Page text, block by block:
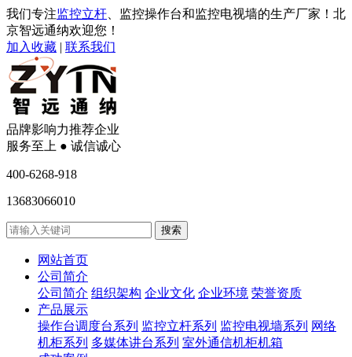
我们专注监控立杆 、监控操作台和监控电视墙的生产厂家！北
京智远通纳欢迎您！
加入收藏 | 联系我们
品牌影响力推荐企业
服务至上 ● 诚信诚心
400-6268-918
13683066010
网站首页
公司简介
公司简介 组织架构 企业文化 企业环境 荣誉资质
产品展示
操作台调度台系列 监控立杆系列 监控电视墙系列 网络
机柜系列 多媒体讲台系列 室外通信机柜机箱